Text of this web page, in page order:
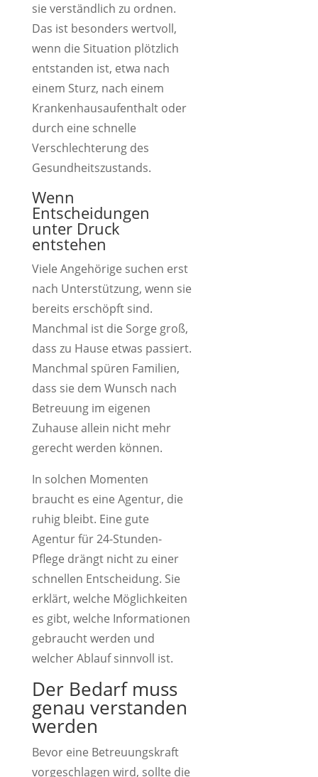
sie verständlich zu ordnen.
Das ist besonders wertvoll,
wenn die Situation plötzlich
entstanden ist, etwa nach
einem Sturz, nach einem
Krankenhausaufenthalt oder
durch eine schnelle
Verschlechterung des
Gesundheitszustands.
Wenn
Entscheidungen
unter Druck
entstehen
Viele Angehörige suchen erst
nach Unterstützung, wenn sie
bereits erschöpft sind.
Manchmal ist die Sorge groß,
dass zu Hause etwas passiert.
Manchmal spüren Familien,
dass sie dem Wunsch nach
Betreuung im eigenen
Zuhause allein nicht mehr
gerecht werden können.
In solchen Momenten
braucht es eine Agentur, die
ruhig bleibt. Eine gute
Agentur für 24-Stunden-
Pflege drängt nicht zu einer
schnellen Entscheidung. Sie
erklärt, welche Möglichkeiten
es gibt, welche Informationen
gebraucht werden und
welcher Ablauf sinnvoll ist.
Der Bedarf muss
genau verstanden
werden
Bevor eine Betreuungskraft
vorgeschlagen wird, sollte die